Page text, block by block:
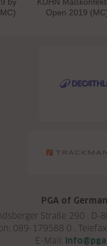
Open 2019
PGA of
Straße 290 . D-
089-179588 0 .
E-Mail: